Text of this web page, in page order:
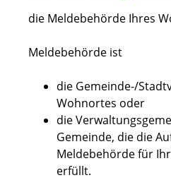
die Meldebehörde Ihres
Meldebehörde ist
die Gemeinde-/
Wohnortes oder
die
Gemeinde, die die
Meldebehörde für
erfüllt.